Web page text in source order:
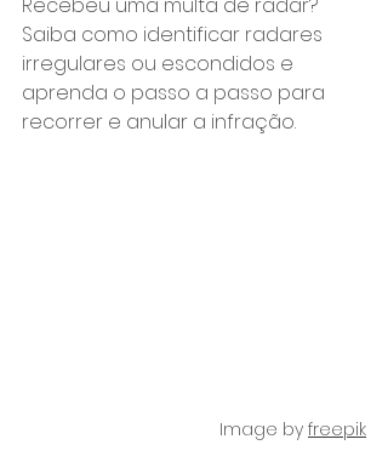
Saiba como identificar radares
irregulares ou escondidos e
aprenda o passo a passo para
recorrer e anular a infração.
Image by freepik